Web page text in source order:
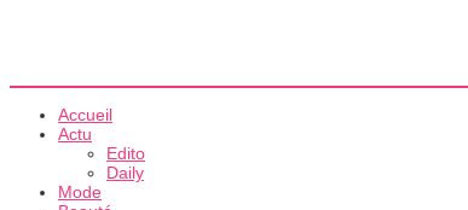
Accueil
Actu
Edito
Daily
Mode